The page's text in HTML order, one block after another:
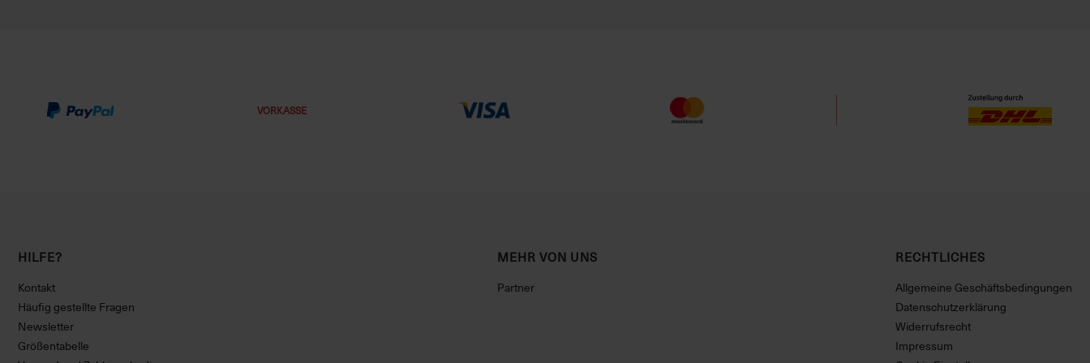
VORKASSE
HILFE?
Kontakt
Häufig gestellte Fragen
Newsletter
Größentabelle
MEHR VON UNS
Partner
RECHTLICHES
Allgemeine Geschäftsbedingungen
Datenschutzerklärung
Widerrufsrecht
Impressum